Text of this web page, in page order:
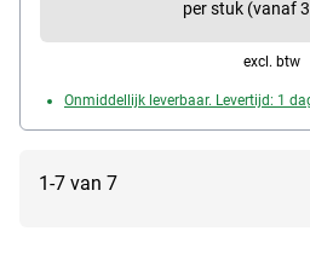
per stuk (vanaf
excl. btw
Onmiddellijk leverbaar. Levertijd: 1
1-7 van 7